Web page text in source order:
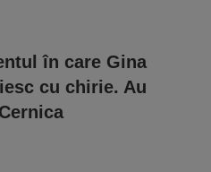
în care Gina
cu chirie. Au